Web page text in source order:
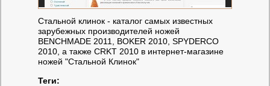
Стальной клинок - каталог самых известных
зарубежных производителей ножей
BENCHMADE 2011, BOKER 2010, SPYDERCO
2010, а также CRKT 2010 в интернет-магазине
ножей "Стальной Клинок"
Теги: